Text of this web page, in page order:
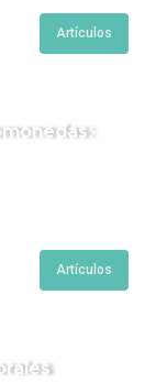
Artículos
Artículos